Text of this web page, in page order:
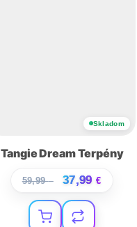
Skladom
Tangie Dream Terpény
59,99€ 37,99 €